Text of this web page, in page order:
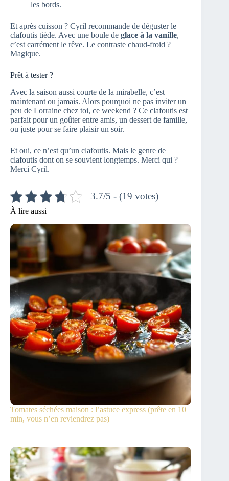
les bords.
Et après cuisson ? Cyril recommande de déguster le
clafoutis tiède. Avec une boule de glace à la vanille,
c’est carrément le rêve. Le contraste chaud-froid ?
Magique.
Prêt à tester ?
Avec la saison aussi courte de la mirabelle, c’est
maintenant ou jamais. Alors pourquoi ne pas inviter un
peu de Lorraine chez toi, ce weekend ? Ce clafoutis est
parfait pour un goûter entre amis, un dessert de famille,
ou juste pour se faire plaisir un soir.
Et oui, ce n’est qu’un clafoutis. Mais le genre de
clafoutis dont on se souvient longtemps. Merci qui ?
Merci Cyril.
3.7/5 - (19 votes)
À lire aussi
Tomates séchées maison : l’astuce express (prête en 10
min, vous n’en reviendrez pas)